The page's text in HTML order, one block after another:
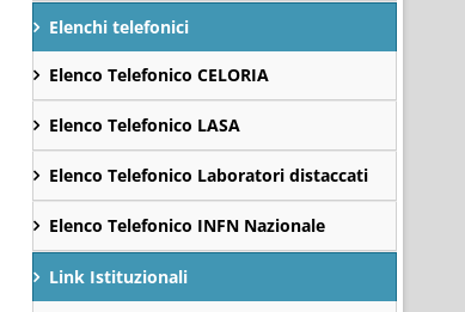
Elenchi telefonici
Elenco Telefonico CELORIA
Elenco Telefonico LASA
Elenco Telefonico Laboratori distaccati
Elenco Telefonico INFN Nazionale
Link Istituzionali